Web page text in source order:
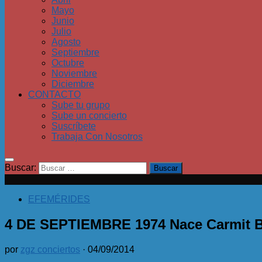
Mayo
Junio
Julio
Agosto
Septiembre
Octubre
Noviembre
Diciembre
CONTACTO
Sube tu grupo
Sube un concierto
Suscríbete
Trabaja Con Nosotros
Buscar:
EFEMÉRIDES
4 DE SEPTIEMBRE 1974 Nace Carmit
por zgz conciertos · 04/09/2014